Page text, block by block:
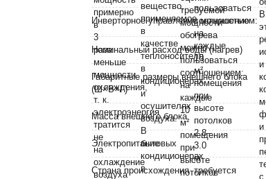
Инверторное управление мощностью
Номинальный расход воды (нагрев)
Габаритные размеры внешнего блока
(Ш×В×Г)
Масса внешнего блока
Электропитание
Страна происхождения